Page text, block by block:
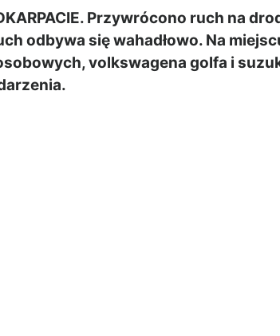
Przywrócono ruch na
odbywa się wahadłowo. Na
volkswagena golfa i